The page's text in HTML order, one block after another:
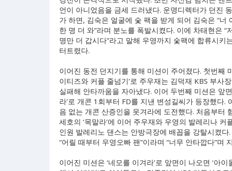
언이 아니었음을 금세 드러냈다. 운명디렉터가 던진
가 하면, 김숙은 얼굴에 숯 팩을 받게 되어 김숙은 “
한 명 더 와”라며 분노를 폭발시켰다. 이에 차태현은
명만 더 갑시다”라고 말해 우영까지 숯팩에 합류시
터트렸다.
이어진 동전 던지기를 통해 미션이 주어졌다. 첫번째
이티즈와 커플 줄넘기’로 주우재는 김덕재 KBS 부사
실패해 안타까움을 자아냈다. 이어 두번째 미션은 앞
라’로 개콘 1회부터 FD를 지낸 변성길씨가 등장했다
음 없는 개콘 산증인을 웃겨라에 도전했다. 처음부터
세호의 ‘목말라’에 이어 주우재와 우영의 발레리나
인원 발레리노 댄스는 안방극장에 배꼽을 강탈시켰
“어릴 때부터 우영오빠 팬”이라며 “너무 안타깝다”며
이어진 미션은 ‘네모를 이겨라’로 앞면이 나오면 ‘아